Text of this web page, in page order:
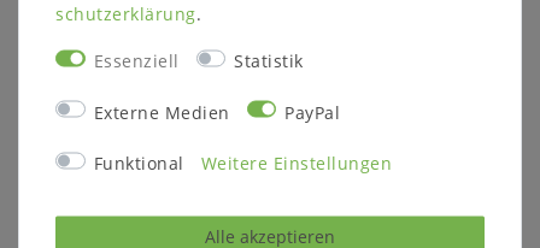
schutz­erklärung.
Essenziell Statistik
Externe Medien PayPal
Funktional Weitere Einstellungen
Alle akzeptieren